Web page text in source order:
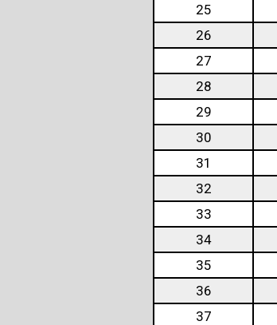
25
26
27
28
29
30
31
32
33
34
35
36
37